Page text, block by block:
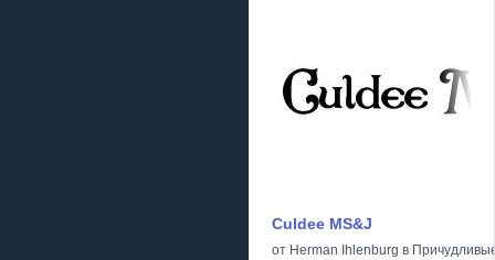
Culdee MS&J
от Herman Ihlenburg в